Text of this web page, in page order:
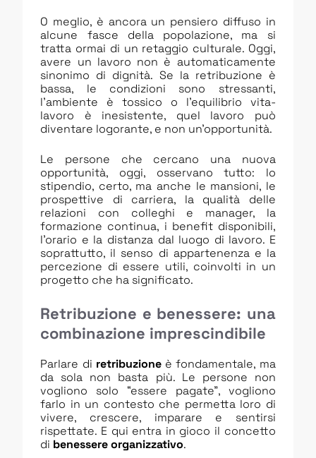
O meglio, è ancora un pensiero diffuso in
alcune fasce della popolazione, ma si
tratta ormai di un retaggio culturale. Oggi,
avere un lavoro non è automaticamente
sinonimo di dignità. Se la retribuzione è
bassa, le condizioni sono stressanti,
l’ambiente è tossico o l’equilibrio vita-
lavoro è inesistente, quel lavoro può
diventare logorante, e non un’opportunità.
Le persone che cercano una nuova
opportunità, oggi, osservano tutto: lo
stipendio, certo, ma anche le mansioni, le
prospettive di carriera, la qualità delle
relazioni con colleghi e manager, la
formazione continua, i benefit disponibili,
l’orario e la distanza dal luogo di lavoro. E
soprattutto, il senso di appartenenza e la
percezione di essere utili, coinvolti in un
progetto che ha significato.
Retribuzione e benessere: una
combinazione imprescindibile
Parlare di retribuzioneè fondamentale, ma
da sola non basta più. Le persone non
vogliono solo “essere pagate”, vogliono
farlo in un contesto che permetta loro di
vivere, crescere, imparare e sentirsi
rispettate. E qui entra in gioco il concetto
di benessere organizzativo.